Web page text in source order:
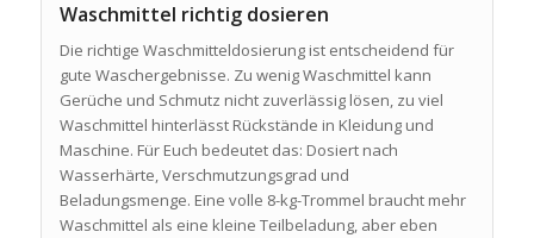
Waschmittel richtig dosieren
Die richtige Waschmitteldosierung ist entscheidend für
gute Waschergebnisse. Zu wenig Waschmittel kann
Gerüche und Schmutz nicht zuverlässig lösen, zu viel
Waschmittel hinterlässt Rückstände in Kleidung und
Maschine. Für Euch bedeutet das: Dosiert nach
Wasserhärte, Verschmutzungsgrad und
Beladungsmenge. Eine volle 8-kg-Trommel braucht mehr
Waschmittel als eine kleine Teilbeladung, aber eben